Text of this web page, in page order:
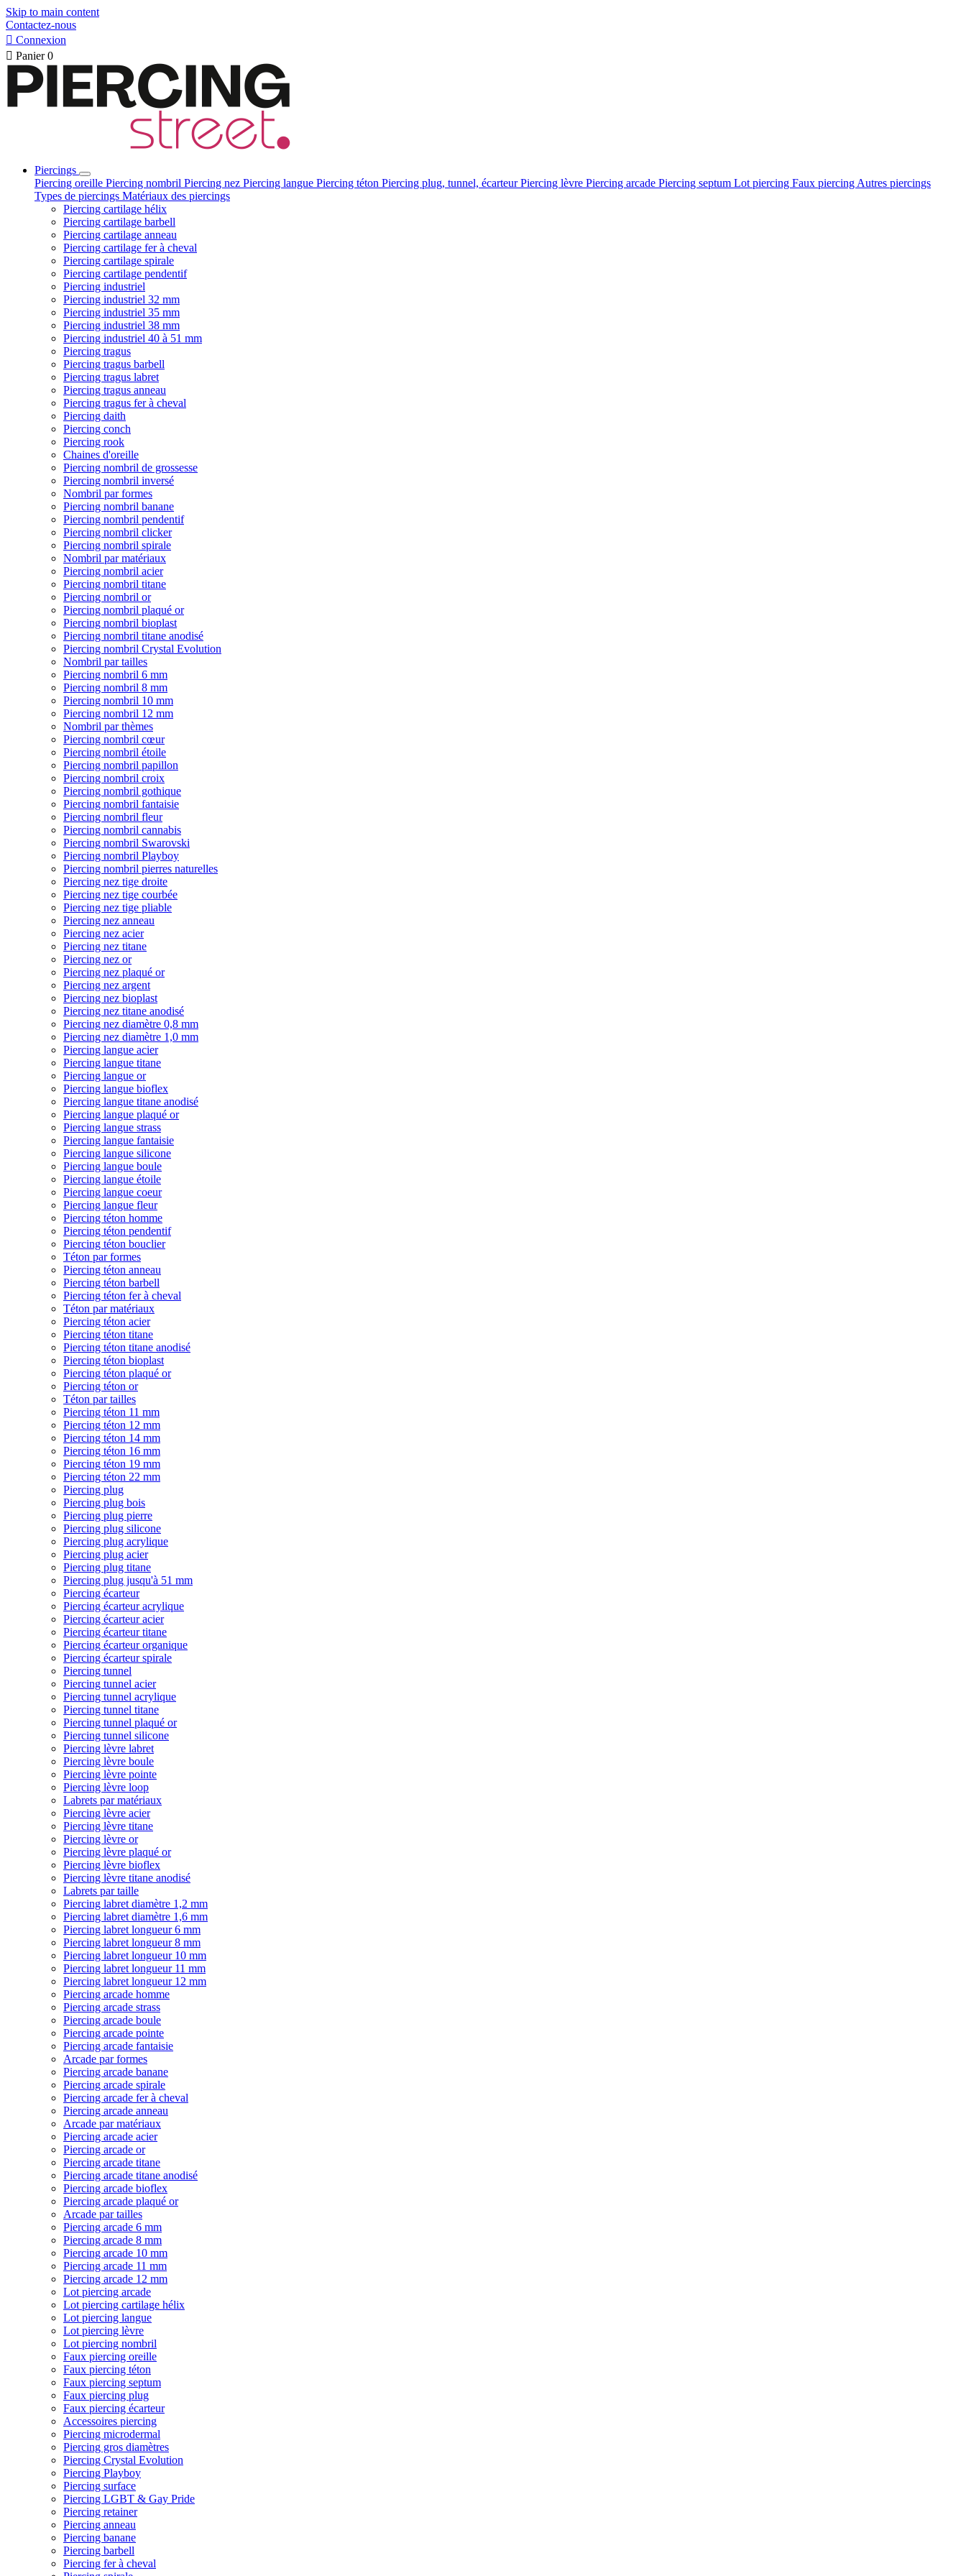
Skip to main content
Contactez-nous
 Connexion
 Panier 0
Piercings
Piercing oreille Piercing nombril Piercing nez Piercing langue Piercing téton Piercing plug, tunnel, écarteurPiercing lèvre Piercing arcade Piercing septum Lot piercing Faux piercing Autres piercings
Types de piercings Matériaux des piercings
Piercing cartilage hélix
Piercing cartilage barbell
Piercing cartilage anneau
Piercing cartilage fer à cheval
Piercing cartilage spirale
Piercing cartilage pendentif
Piercing industriel
Piercing industriel 32 mm
Piercing industriel 35 mm
Piercing industriel 38 mm
Piercing industriel 40 à 51 mm
Piercing tragus
Piercing tragus barbell
Piercing tragus labret
Piercing tragus anneau
Piercing tragus fer à cheval
Piercing daith
Piercing conch
Piercing rook
Chaines d'oreille
Piercing nombril de grossesse
Piercing nombril inversé
Nombril par formes
Piercing nombril banane
Piercing nombril pendentif
Piercing nombril clicker
Piercing nombril spirale
Nombril par matériaux
Piercing nombril acier
Piercing nombril titane
Piercing nombril or
Piercing nombril plaqué or
Piercing nombril bioplast
Piercing nombril titane anodisé
Piercing nombril Crystal Evolution
Nombril par tailles
Piercing nombril 6 mm
Piercing nombril 8 mm
Piercing nombril 10 mm
Piercing nombril 12 mm
Nombril par thèmes
Piercing nombril cœur
Piercing nombril étoile
Piercing nombril papillon
Piercing nombril croix
Piercing nombril gothique
Piercing nombril fantaisie
Piercing nombril fleur
Piercing nombril cannabis
Piercing nombril Swarovski
Piercing nombril Playboy
Piercing nombril pierres naturelles
Piercing nez tige droite
Piercing nez tige courbée
Piercing nez tige pliable
Piercing nez anneau
Piercing nez acier
Piercing nez titane
Piercing nez or
Piercing nez plaqué or
Piercing nez argent
Piercing nez bioplast
Piercing nez titane anodisé
Piercing nez diamètre 0,8 mm
Piercing nez diamètre 1,0 mm
Piercing langue acier
Piercing langue titane
Piercing langue or
Piercing langue bioflex
Piercing langue titane anodisé
Piercing langue plaqué or
Piercing langue strass
Piercing langue fantaisie
Piercing langue silicone
Piercing langue boule
Piercing langue étoile
Piercing langue coeur
Piercing langue fleur
Piercing téton homme
Piercing téton pendentif
Piercing téton bouclier
Téton par formes
Piercing téton anneau
Piercing téton barbell
Piercing téton fer à cheval
Téton par matériaux
Piercing téton acier
Piercing téton titane
Piercing téton titane anodisé
Piercing téton bioplast
Piercing téton plaqué or
Piercing téton or
Téton par tailles
Piercing téton 11 mm
Piercing téton 12 mm
Piercing téton 14 mm
Piercing téton 16 mm
Piercing téton 19 mm
Piercing téton 22 mm
Piercing plug
Piercing plug bois
Piercing plug pierre
Piercing plug silicone
Piercing plug acrylique
Piercing plug acier
Piercing plug titane
Piercing plug jusqu'à 51 mm
Piercing écarteur
Piercing écarteur acrylique
Piercing écarteur acier
Piercing écarteur titane
Piercing écarteur organique
Piercing écarteur spirale
Piercing tunnel
Piercing tunnel acier
Piercing tunnel acrylique
Piercing tunnel titane
Piercing tunnel plaqué or
Piercing tunnel silicone
Piercing lèvre labret
Piercing lèvre boule
Piercing lèvre pointe
Piercing lèvre loop
Labrets par matériaux
Piercing lèvre acier
Piercing lèvre titane
Piercing lèvre or
Piercing lèvre plaqué or
Piercing lèvre bioflex
Piercing lèvre titane anodisé
Labrets par taille
Piercing labret diamètre 1,2 mm
Piercing labret diamètre 1,6 mm
Piercing labret longueur 6 mm
Piercing labret longueur 8 mm
Piercing labret longueur 10 mm
Piercing labret longueur 11 mm
Piercing labret longueur 12 mm
Piercing arcade homme
Piercing arcade strass
Piercing arcade boule
Piercing arcade pointe
Piercing arcade fantaisie
Arcade par formes
Piercing arcade banane
Piercing arcade spirale
Piercing arcade fer à cheval
Piercing arcade anneau
Arcade par matériaux
Piercing arcade acier
Piercing arcade or
Piercing arcade titane
Piercing arcade titane anodisé
Piercing arcade bioflex
Piercing arcade plaqué or
Arcade par tailles
Piercing arcade 6 mm
Piercing arcade 8 mm
Piercing arcade 10 mm
Piercing arcade 11 mm
Piercing arcade 12 mm
Lot piercing arcade
Lot piercing cartilage hélix
Lot piercing langue
Lot piercing lèvre
Lot piercing nombril
Faux piercing oreille
Faux piercing téton
Faux piercing septum
Faux piercing plug
Faux piercing écarteur
Accessoires piercing
Piercing microdermal
Piercing gros diamètres
Piercing Crystal Evolution
Piercing Playboy
Piercing surface
Piercing LGBT & Gay Pride
Piercing retainer
Piercing anneau
Piercing banane
Piercing barbell
Piercing fer à cheval